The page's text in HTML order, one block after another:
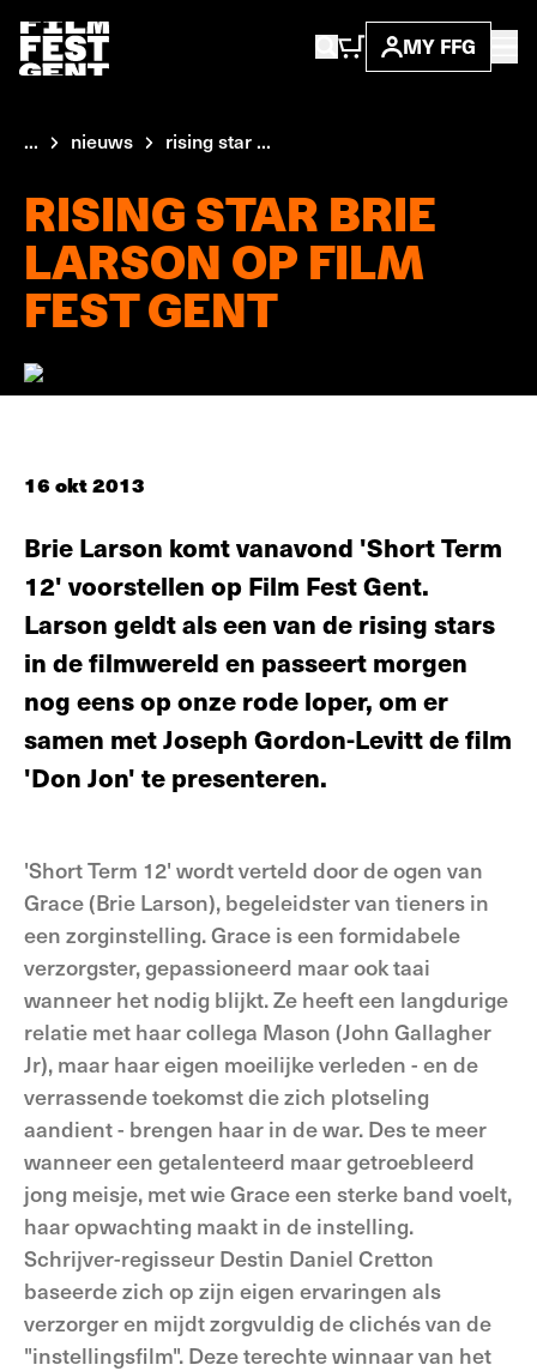
MY FFG
... nieuws rising star ...
RISING STAR BRIE
LARSON OP FILM
FEST GENT
16 okt 2013
Brie Larson komt vanavond 'Short Term
12' voorstellen op Film Fest Gent.
Larson geldt als een van de rising stars
in de filmwereld en passeert morgen
nog eens op onze rode loper, om er
samen met Joseph Gordon-Levitt de film
'Don Jon' te presenteren.
'Short Term 12' wordt verteld door de ogen van
Grace (Brie Larson), begeleidster van tieners in
een zorginstelling. Grace is een formidabele
verzorgster, gepassioneerd maar ook taai
wanneer het nodig blijkt. Ze heeft een langdurige
relatie met haar collega Mason (John Gallagher
Jr), maar haar eigen moeilijke verleden - en de
verrassende toekomst die zich plotseling
aandient - brengen haar in de war. Des te meer
wanneer een getalenteerd maar getroebleerd
jong meisje, met wie Grace een sterke band voelt,
haar opwachting maakt in de instelling.
Schrijver-regisseur Destin Daniel Cretton
baseerde zich op zijn eigen ervaringen als
verzorger en mijdt zorgvuldig de clichés van de
"instellingsfilm". Deze terechte winnaar van het